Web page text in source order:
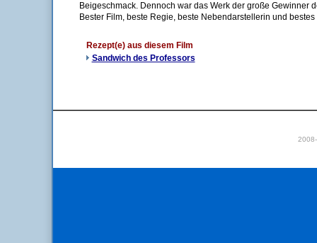
Beigeschmack. Dennoch war das Werk der große Gewinner
Bester Film, beste Regie, beste Nebendarstellerin und
Rezept(e) aus diesem Film
Sandwich des Professors